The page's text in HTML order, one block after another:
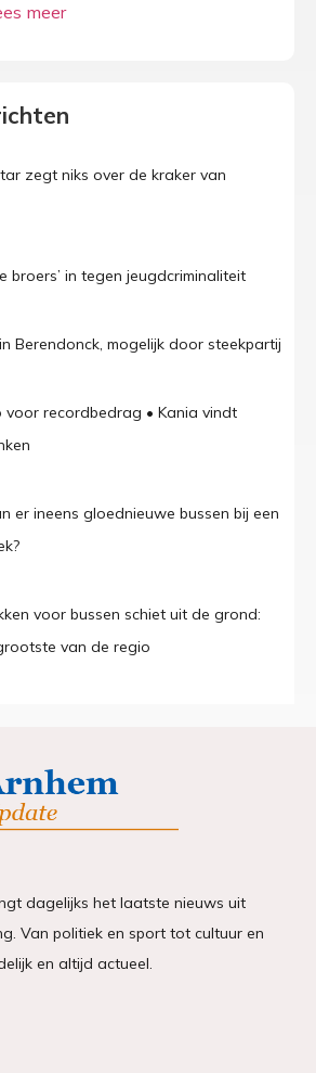
zegt niks over de kraker van
broers’ in tegen jeugdcriminaliteit
Berendonck, mogelijk door steekpartij
voor recordbedrag • Kania vindt
er ineens gloednieuwe bussen bij een
voor bussen schiet uit de grond:
van de regio
dagelijks het laatste nieuws uit
Van politiek en sport tot cultuur en
en altijd actueel.